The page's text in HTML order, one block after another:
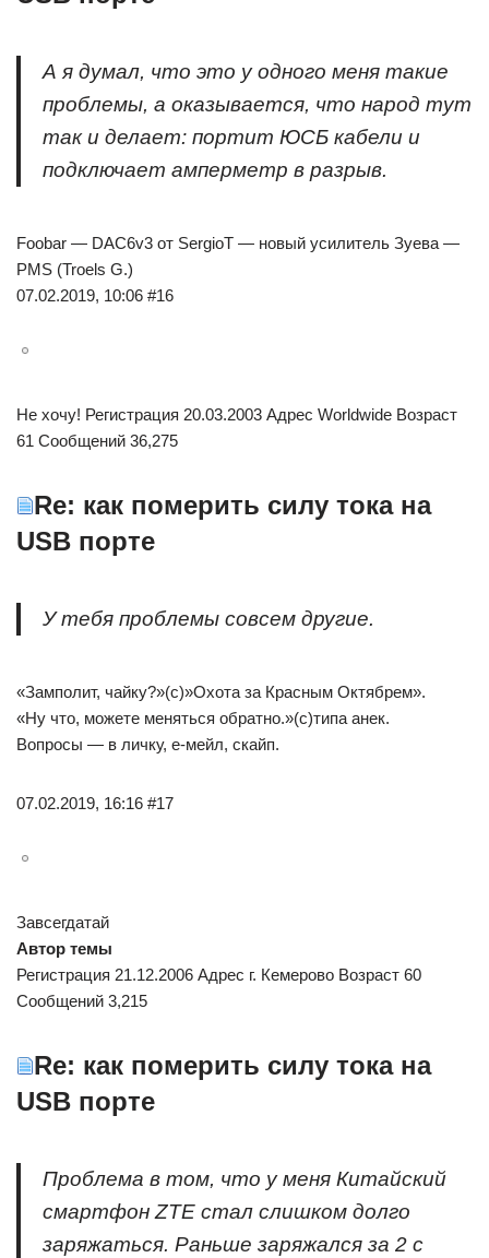
А я думал, что это у одного меня такие
проблемы, а оказывается, что народ тут
так и делает: портит ЮСБ кабели и
подключает амперметр в разрыв.
Foobar — DAC6v3 от SergioT — новый усилитель Зуева —
PMS (Troels G.)
07.02.2019, 10:06 #16
Не хочу! Регистрация 20.03.2003 Адрес Worldwide Возраст
61 Сообщений 36,275
Re: как померить силу тока на
USB порте
У тебя проблемы совсем другие.
«Замполит, чайку?»(с)»Охота за Красным Октябрем».
«Ну что, можете меняться обратно.»(с)типа анек.
Вопросы — в личку, е-мейл, скайп.
07.02.2019, 16:16 #17
Завсегдатай
Автор темы
Регистрация 21.12.2006 Адрес г. Кемерово Возраст 60
Сообщений 3,215
Re: как померить силу тока на
USB порте
Проблема в том, что у меня Китайский
смартфон ZTE стал слишком долго
заряжаться. Раньше заряжался за 2 с